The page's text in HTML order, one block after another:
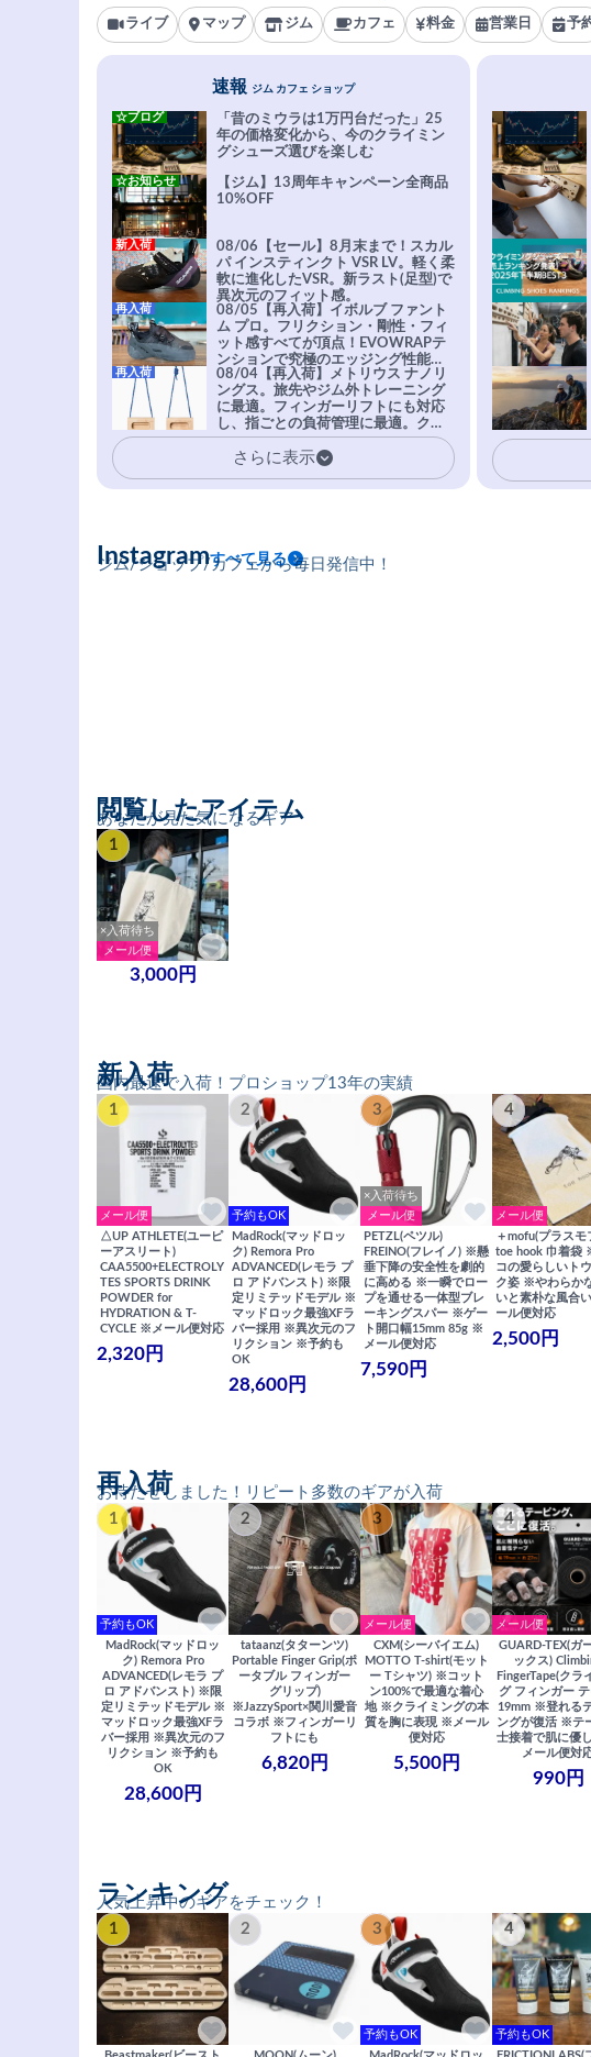
ライブ マップ ジム カフェ 料金 営業日 予
速報 ジム カフェ ショップ
「昔のミウラは1万円台だった」25
年の価格変化から、今のクライミン
グシューズ選びを楽しむ
☆ブログ
【ジム】13周年キャンペーン全商品
10%OFF
☆お知らせ
08/06【セール】8月末まで！スカル
パ インスティンクト VSR LV。軽く柔
軟に進化したVSR。新ラスト(足型)で
異次元のフィット感。
新入荷
08/05【再入荷】イボルブ ファント
ム プロ。フリクション・剛性・フィ
ット感すべてが頂点！EVOWRAPテ
ンションで究極のエッジング性能を
実現。進化系ラバーEvo-74はTRAX
を凌駕する粘着力で極小ホールドに
安心感。
再入荷
08/04【再入荷】メトリウス ナノリ
ングス。旅先やジム外トレーニング
に最適。フィンガーリフトにも対応
し、指ごとの負荷管理に最適。クラ
イマーの指を本気で鍛えるギア。
再入荷
さらに表示
ジム/ショップ/カフェから毎日発信中！
Instagramすべて見る
あなたが見た気になるギア
閲覧したアイテム
1
×入荷待ち
メール便
3,000円
国内最速で入荷！プロショップ13年の実績
新入荷
1
メール便
△UP ATHLETE(ユーピ
ーアスリート)
CAA5500+ELECTROLY
TES SPORTS DRINK
POWDER for
HYDRATION & T-
CYCLE ※メール便対応
2,320円
2
予約もOK
MadRock(マッドロッ
ク) Remora Pro
ADVANCED(レモラ プ
ロ アドバンスト) ※限
定リミテッドモデル ※
マッドロック最強XFラ
バー採用 ※異次元のフ
リクション ※予約も
OK
28,600円
3
×入荷待ち
メール便
PETZL(ペツル)
FREINO(フレイノ) ※懸
垂下降の安全性を劇的
に高める ※一瞬でロー
プを通せる一体型ブレ
ーキングスパー ※ゲー
ト開口幅15mm 85g ※
メール便対応
7,590円
4
メール便
＋mofu(プラスモ
toe hook 巾着袋
コの愛らしいト
ク姿 ※やわらか
いと素朴な風合
ール便対応
2,500円
お待たせしました！リピート多数のギアが入荷
再入荷
1
予約もOK
MadRock(マッドロッ
ク) Remora Pro
ADVANCED(レモラ プ
ロ アドバンスト) ※限
定リミテッドモデル ※
マッドロック最強XFラ
バー採用 ※異次元のフ
リクション ※予約も
OK
28,600円
2
tataanz(タターンツ)
Portable Finger Grip(ポ
ータブル フィンガー
グリップ)
※JazzySport×関川愛音
コラボ ※フィンガーリ
フトにも
6,820円
3
メール便
CXM(シーバイエム)
MOTTO T-shirt(モット
ー Tシャツ) ※コット
ン100%で最適な着心
地 ※クライミングの本
質を胸に表現 ※メール
便対応
5,500円
4
メール便
GUARD-TEX(ガ
ックス)
FingerTape(クラ
グ フィンガー
19mm ※登れる
ングが復活 ※テ
士接着で肌に優
メール便対
990円
人気上昇中のギアをチェック！
ランキング
1 2 3
予約もOK
4
予約もOK